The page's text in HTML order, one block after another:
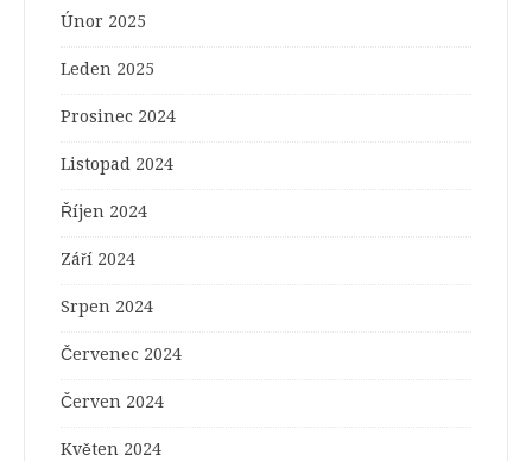
Únor 2025
Leden 2025
Prosinec 2024
Listopad 2024
Říjen 2024
Září 2024
Srpen 2024
Červenec 2024
Červen 2024
Květen 2024